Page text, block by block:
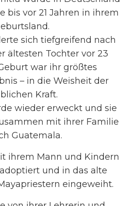
bis vor 21 Jahren in ihrem
sich tiefgreifend nach
ältesten Tochter vor 23
war ihr größtes
– in die Weisheit der
Kraft.
wieder erweckt und sie
mit ihrer Familie
Guatemala.
ihrem Mann und Kindern
und in das alte
eingeweiht.